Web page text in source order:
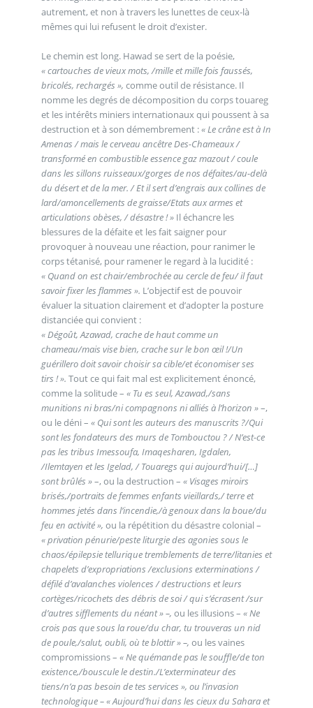
autrement, et non à travers les lunettes de ceux-là
mêmes qui lui refusent le droit d’exister.
Le chemin est long. Hawad se sert de la poésie,
« cartouches de vieux mots, /mille et mille fois faussés,
bricolés, rechargés », comme outil de résistance. Il
nomme les degrés de décomposition du corps touareg
et les intérêts miniers internationaux qui poussent à sa
destruction et à son démembrement :« Le crâne est à In
Amenas / mais le cerveau ancêtre Des-Chameaux /
transformé en combustible essence gaz mazout / coule
dans les sillons ruisseaux/gorges de nos défaites/au-delà
du désert et de la mer. / Et il sert d’engrais aux collines de
lard/amoncellements de graisse/Etats aux armes et
articulations obèses, / désastre ! »Il échancre les
blessures de la défaite et les fait saigner pour
provoquer à nouveau une réaction, pour ranimer le
corps tétanisé, pour ramener le regard à la lucidité :
« Quand on est chair/embrochée au cercle de feu/ il faut
savoir fixer les flammes ». L’objectif est de pouvoir
évaluer la situation clairement et d’adopter la posture
distanciée qui convient :
« Dégoût, Azawad, crache de haut comme un
chameau/mais vise bien, crache sur le bon œil !/Un
guérillero doit savoir choisir sa cible/et économiser ses
tirs ! ». Tout ce qui fait mal est explicitement énoncé,
comme la solitude – « Tu es seul, Azawad,/sans
munitions ni bras/ni compagnons ni alliés à l’horizon »–,
ou le déni – « Qui sont les auteurs des manuscrits ?/Qui
sont les fondateurs des murs de Tombouctou ? / N’est-ce
pas les tribus Imessoufa, Imaqesharen, Igdalen,
/Ilemtayen et les Igelad, / Touaregs qui aujourd’hui/[…]
sont brûlés »–, ou la destruction – « Visages miroirs
brisés,/portraits de femmes enfants vieillards,/ terre et
hommes jetés dans l’incendie,/à genoux dans la boue/du
feu en activité », ou la répétition du désastre colonial –
« privation pénurie/peste liturgie des agonies sous le
chaos/épilepsie tellurique tremblements de terre/litanies et
chapelets d’expropriations /exclusions exterminations /
défilé d’avalanches violences / destructions et leurs
cortèges/ricochets des débris de soi / qui s’écrasent /sur
d’autres sifflements du néant » –, ou les illusions – « Ne
crois pas que sous la roue/du char, tu trouveras un nid
de poule,/salut, oubli, où te blottir » –, ou les vaines
compromissions – « Ne quémande pas le souffle/de ton
existence,/bouscule le destin./L’exterminateur des
tiens/n’a pas besoin de tes services », ou l’invasion
technologique – « Aujourd’hui dans les cieux du Sahara et